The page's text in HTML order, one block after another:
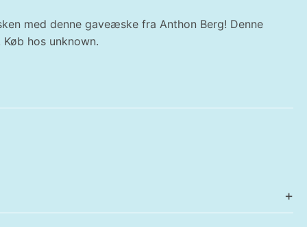
med denne gaveæske fra Anthon Berg! Denne
hos unknown.